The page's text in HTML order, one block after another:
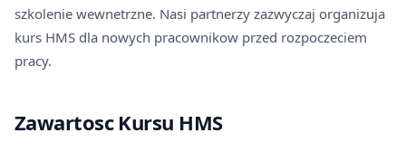
szkolenie wewnetrzne. Nasi partnerzy zazwyczaj organizuja
kurs HMS dla nowych pracownikow przed rozpoczeciem
pracy.
Zawartosc Kursu HMS